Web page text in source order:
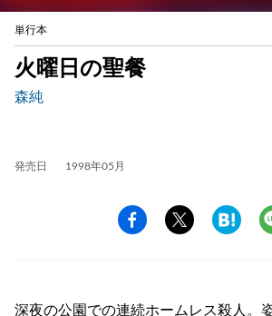
単行本
火曜日の聖餐
森純
発売日 1998年05月
深夜の公園での連続ホームレス殺人。